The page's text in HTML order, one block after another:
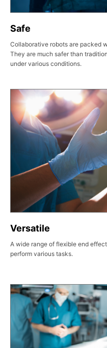
Safe
Collaborative robots are packed
They are much safer than
under various conditions.
Versatile
A wide range of flexible end
perform various tasks.